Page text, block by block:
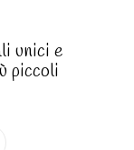
unici e
piccoli